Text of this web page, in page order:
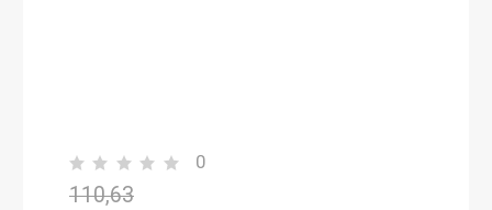
0
110,63